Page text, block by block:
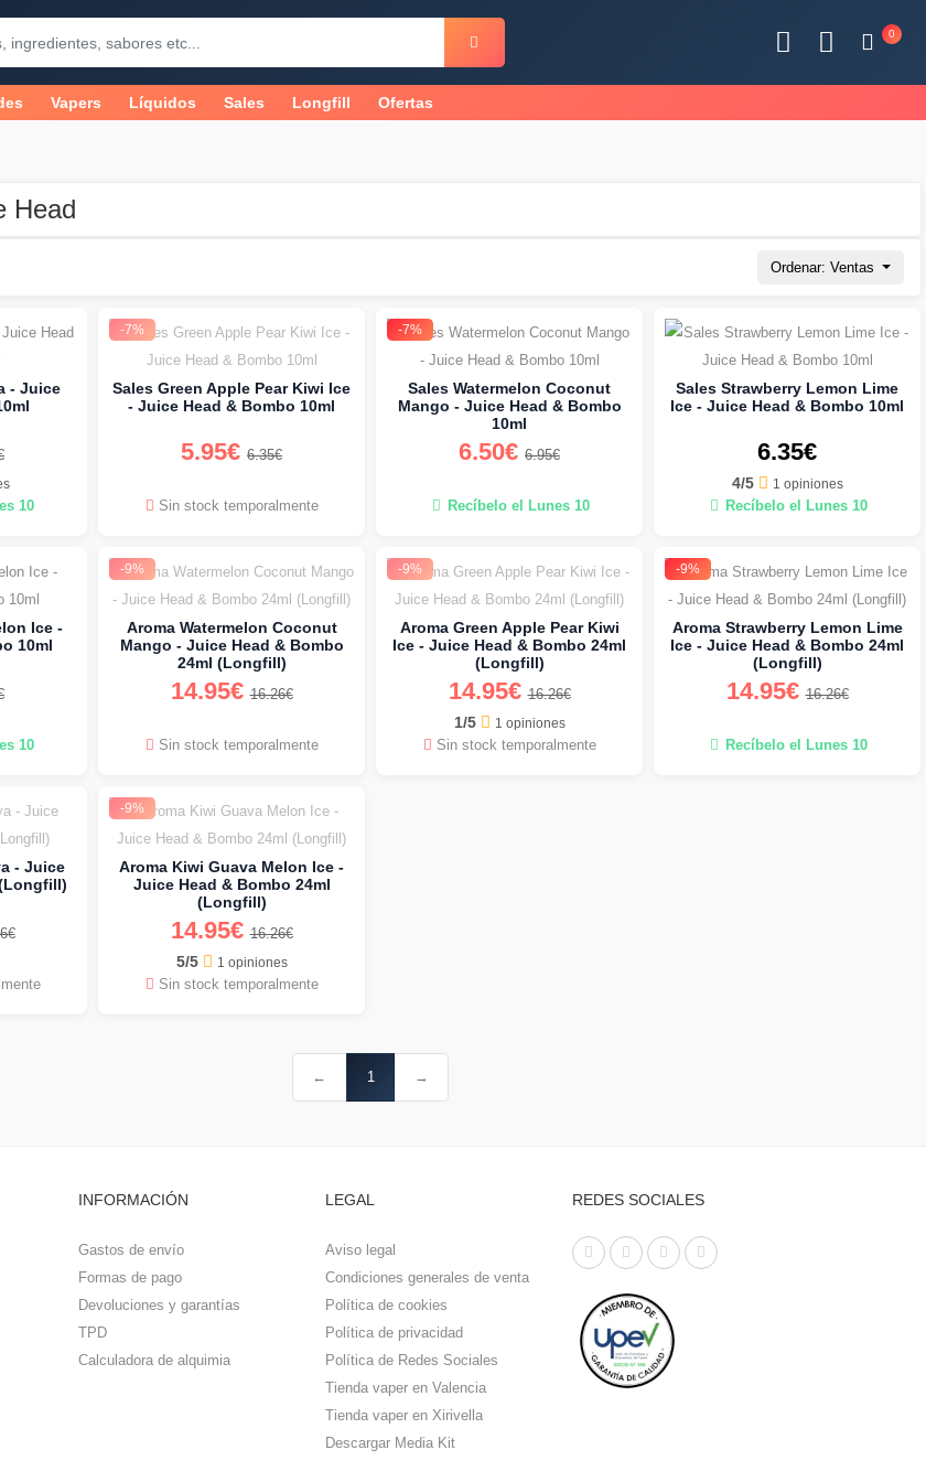
0
Vapers Líquidos Sales Longfill Ofertas
Head
Ordenar: Ventas
- Juice
10
-7%
Sales Green Apple Pear Kiwi Ice
- Juice Head & Bombo 10ml
5.95€ 6.35€
Sin stock temporalmente
-7%
Sales Watermelon Coconut
Mango - Juice Head & Bombo
10ml
6.50€ 6.95€
Recíbelo el Lunes 10
Sales Strawberry Lemon Lime
Ice - Juice Head & Bombo 10ml
6.35€
4/5 1 opiniones
Recíbelo el Lunes 10
Ice -
10ml
10
-9%
Aroma Watermelon Coconut
Mango - Juice Head & Bombo
24ml (Longfill)
14.95€16.26€
Sin stock temporalmente
-9%
Aroma Green Apple Pear Kiwi
Ice - Juice Head & Bombo 24ml
(Longfill)
14.95€16.26€
1/5 1 opiniones
Sin stock temporalmente
-9%
Aroma Strawberry Lemon Lime
Ice - Juice Head & Bombo 24ml
(Longfill)
14.95€16.26€
Recíbelo el Lunes 10
- Juice
-9%
Aroma Kiwi Guava Melon Ice -
Juice Head & Bombo 24ml
(Longfill)
14.95€16.26€
5/5 1 opiniones
Sin stock temporalmente
← 1 →
INFORMACIÓN
Gastos de envío
Formas de pago
Devoluciones y garantías
TPD
Calculadora de alquimia
LEGAL
Aviso legal
Condiciones generales de venta
Política de cookies
Política de privacidad
Política de Redes Sociales
Tienda vaper en Valencia
Tienda vaper en Xirivella
Descargar Media Kit
REDES SOCIALES